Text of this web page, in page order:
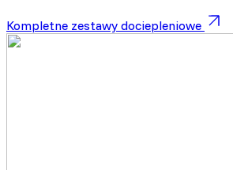
Kompletne zestawy dociepleniowe